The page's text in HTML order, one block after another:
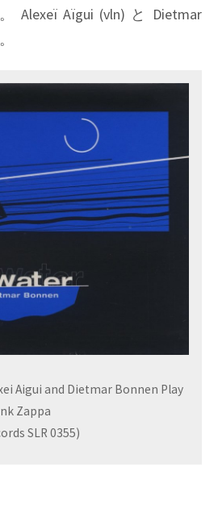
Alexeï Aïgui (vln) と Dietmar
Aigui and Dietmar Bonnen Play
Zappa
SLR 0355)